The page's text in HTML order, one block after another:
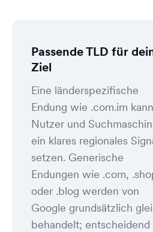
Passende TLD für
Ziel
Eine länderspezifische
Endung wie .com.im
Nutzer und
ein klares regionales
setzen. Generische
Endungen wie .com,
oder .blog werden von
Google grundsätzlich
behandelt; entscheidend